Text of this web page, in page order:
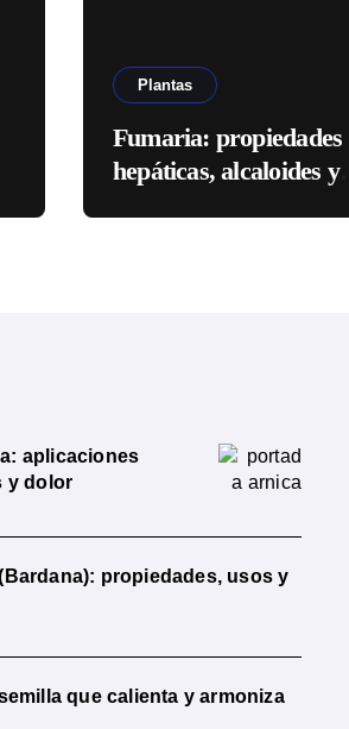
Plantas
Fumaria: propiedades
hepáticas, alcaloides y
aplicaciones
y dolor
propiedades, usos y
que calienta y armoniza